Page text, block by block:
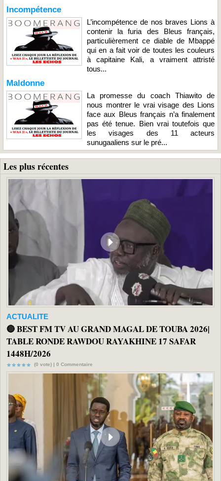
Incompétence
L’incompétence de nos braves Lions à
contenir la furia des Bleus français,
particulièrement ce diable de Mbappé
qui en a fait voir de toutes les couleurs
à capitaine Kali, a vraiment attristé
tous...
Maldonne
La promesse du coach Thiawito de
nous montrer le vrai visage des Lions
face aux Bleus français n’a finalement
pas été tenue. Bien vrai toutefois que
les visages des 11 acteurs
sunugaaliens sur le pré...
Les plus récentes
ACTUALITE
🔴 BEST FM TV AU GRAND MAGAL DE TOUBA 2026|
TABLE RONDE RAWDOU RAYAKHINE 17 SAFAR
1448H/2026
(0 vote) | 0 Commentaire